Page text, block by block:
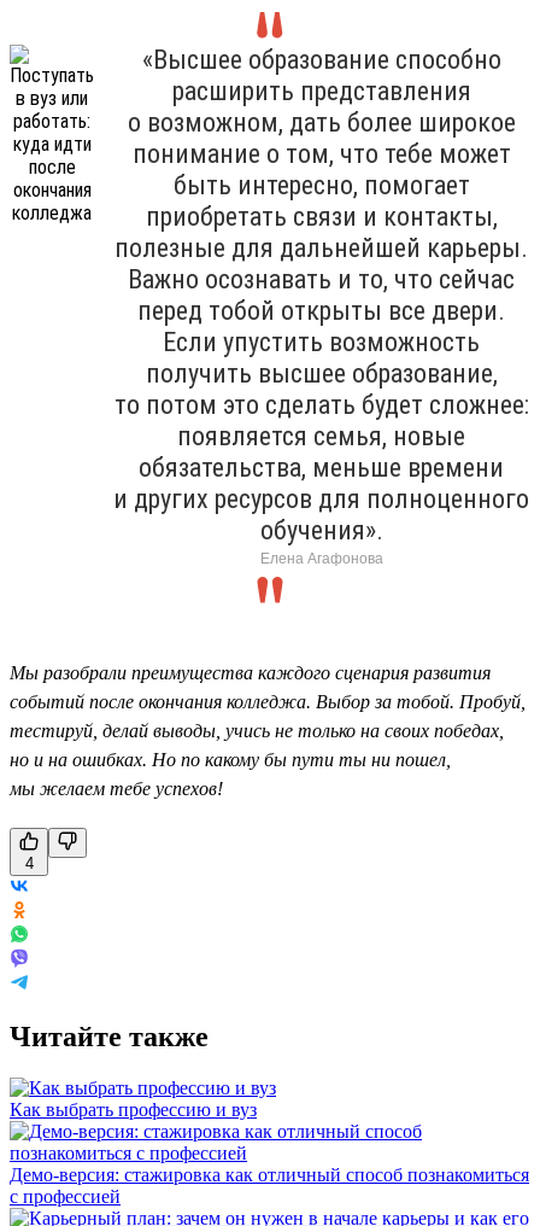
«Высшее образование способно
расширить представления
о возможном, дать более широкое
понимание о том, что тебе может
быть интересно, помогает
приобретать связи и контакты,
полезные для дальнейшей карьеры.
Важно осознавать и то, что сейчас
перед тобой открыты все двери.
Если упустить возможность
получить высшее образование,
то потом это сделать будет сложнее:
появляется семья, новые
обязательства, меньше времени
и других ресурсов для полноценного
обучения».
Елена Агафонова
Мы разобрали преимущества каждого сценария развития
событий после окончания колледжа. Выбор за тобой. Пробуй,
тестируй, делай выводы, учись не только на своих победах,
но и на ошибках. Но по какому бы пути ты ни пошел,
мы желаем тебе успехов!
4
Читайте также
Как выбрать профессию и вуз
Демо-версия: стажировка как отличный способ познакомиться
с профессией